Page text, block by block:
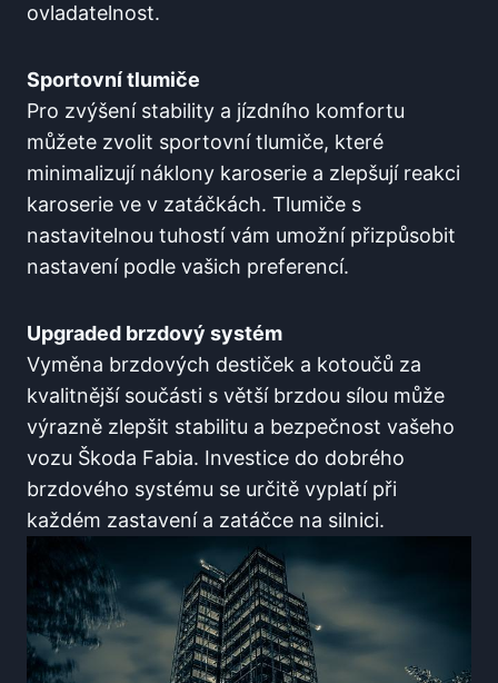
ovladatelnost.
Sportovní tlumiče
Pro zvýšení stability a jízdního komfortu
můžete zvolit sportovní tlumiče, které
minimalizují náklony karoserie a zlepšují reakci
karoserie ve v zatáčkách. Tlumiče s
nastavitelnou tuhostí vám umožní přizpůsobit
nastavení podle vašich preferencí.
Upgraded brzdový systém
Vyměna brzdových destiček a kotoučů za
kvalitnější součásti s větší brzdou sílou může
výrazně zlepšit stabilitu a bezpečnost vašeho
vozu Škoda Fabia. Investice do dobrého
brzdového systému se určitě vyplatí při
každém zastavení a zatáčce na silnici.